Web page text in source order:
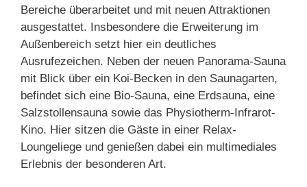
Bereiche überarbeitet und mit neuen Attraktionen
ausgestattet. Insbesondere die Erweiterung im
Außenbereich setzt hier ein deutliches
Ausrufezeichen. Neben der neuen Panorama-Sauna
mit Blick über ein Koi-Becken in den Saunagarten,
befindet sich eine Bio-Sauna, eine Erdsauna, eine
Salzstollensauna sowie das Physiotherm-Infrarot-
Kino. Hier sitzen die Gäste in einer Relax-
Loungeliege und genießen dabei ein multimediales
Erlebnis der besonderen Art.